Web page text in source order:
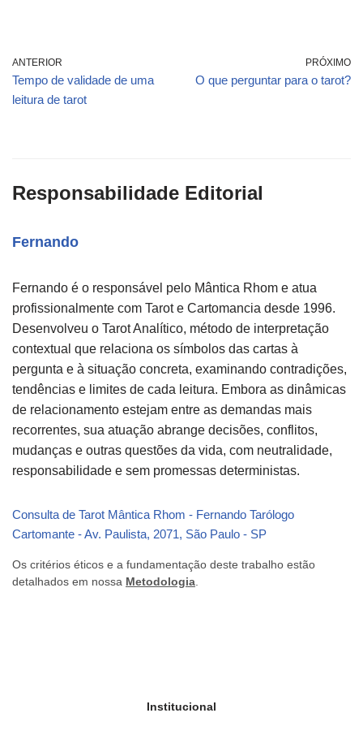
ANTERIOR
Tempo de validade de uma
leitura de tarot
PRÓXIMO
O que perguntar para o tarot?
Responsabilidade Editorial
Fernando
Fernando é o responsável pelo Mântica Rhom e atua
profissionalmente com Tarot e Cartomancia desde 1996.
Desenvolveu o Tarot Analítico, método de interpretação
contextual que relaciona os símbolos das cartas à
pergunta e à situação concreta, examinando contradições,
tendências e limites de cada leitura. Embora as dinâmicas
de relacionamento estejam entre as demandas mais
recorrentes, sua atuação abrange decisões, conflitos,
mudanças e outras questões da vida, com neutralidade,
responsabilidade e sem promessas deterministas.
Consulta de Tarot Mântica Rhom - Fernando Tarólogo
Cartomante - Av. Paulista, 2071, São Paulo - SP
Os critérios éticos e a fundamentação deste trabalho estão
detalhados em nossa Metodologia.
Institucional